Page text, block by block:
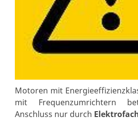
Motoren mit
mit Frequenzumrichtern
Anschluss nur durch